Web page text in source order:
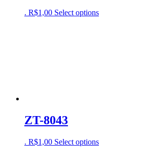
. R$1,00 Select options
ZT-8043
. R$1,00 Select options